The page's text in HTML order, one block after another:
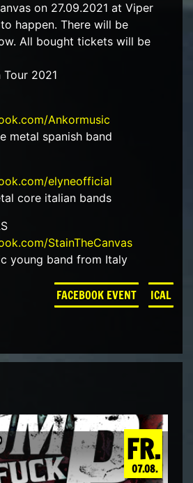
on 27.09.2021 at Viper
happen. There will be
All bought tickets will be
Tour 2021
Ankormusic
metal spanish band
elyneofficial
core italian bands
StainTheCanvas
young band from Italy
FACEBOOK EVENT ICAL
FR.
07.08.